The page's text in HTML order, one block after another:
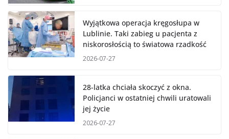
Wyjątkowa operacja kręgosłupa w
Lublinie. Taki zabieg u pacjenta z
niskorosłością to światowa rzadkość
2026-07-27
28-latka chciała skoczyć z okna.
Policjanci w ostatniej chwili uratowali
jej życie
2026-07-27